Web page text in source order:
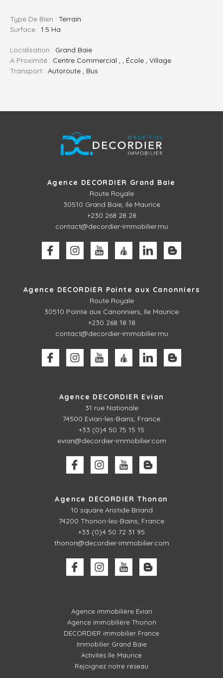
Type De Bien : Terrain
Surface : 1.5 Ha
Localisation : Grand Baie
A Proximité : Centre Commercial , , École , Village
Transport : Autoroute , Bus
Agence DECORDIER Grand Baie
Route Royale
30510 Grand Baie, Ile Maurice
+230 268 28 28
contact@decordier-immobilier.mu
Agence DECORDIER Pointe aux Canonniers
Route Royale
30510 Pointe aux Canonniers, Ile Maurice
+230 268 18 18
contact@decordier-immobilier.mu
Agence DECORDIER Evian
31 rue Nationale
74500 Evian-les-Bains, France
+33 (0)4 50 75 15 15
evian@decordier-immobilier.com
Agence DECORDIER Thonon
10 square Aristide Briand
74200 Thonon-les-Bains, France
+33 (0)4 50 72 31 95
thonon@decordier-immobilier.com
Agence immobilière Evian
Agence immobilière Thonon
DECORDIER immobilier France
Immobilier Grand Baie
Activités île Maurice
Rejoignez notre réseau